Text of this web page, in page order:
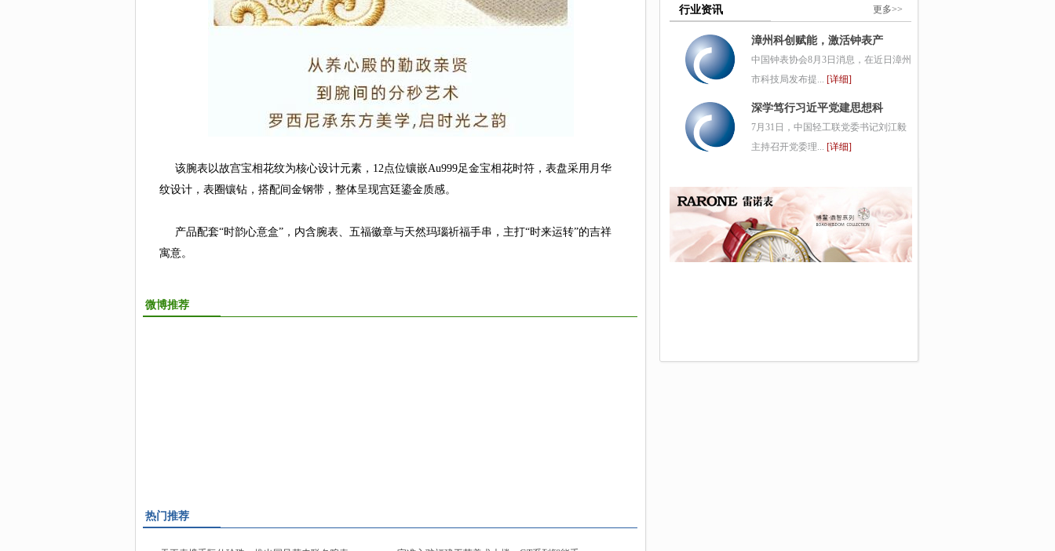
该腕表以故宫宝相花纹为核心设计元素，12点位镶嵌Au999足金宝相花时符，表盘采用月华
纹设计，表圈镶钻，搭配间金钢带，整体呈现宫廷鎏金质感。
产品配套“时韵心意盒”，内含腕表、五福徽章与天然玛瑙祈福手串，主打“时来运转”的吉祥
寓意。
微博推荐
热门推荐
行业资讯 更多>>
漳州科创赋能，激活钟表产
中国钟表协会8月3日消息，在近日漳州
市科技局发布提... [详细]
深学笃行习近平党建思想科
7月31日，中国轻工联党委书记刘江毅
主持召开党委理... [详细]